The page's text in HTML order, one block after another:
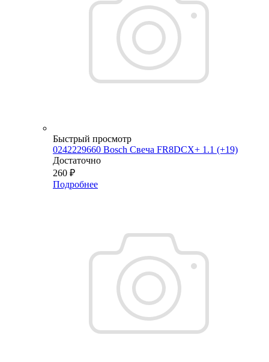
Быстрый просмотр
0242229660 Bosch Свеча FR8DCX+ 1.1 (+19)
Достаточно
260 ₽
Подробнее